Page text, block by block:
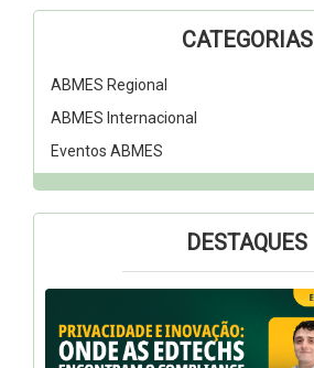
CATEGORIAS
ABMES Regional
ABMES Internacional
Eventos ABMES
DESTAQUES